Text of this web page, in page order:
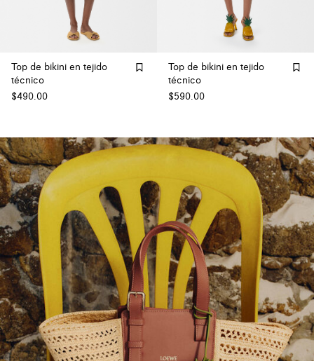
Top de bikini en tejido
técnico
$490.00
Top de bikini en tejido
técnico
$590.00